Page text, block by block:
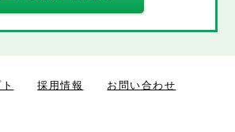
採用情報 お問い合わせ